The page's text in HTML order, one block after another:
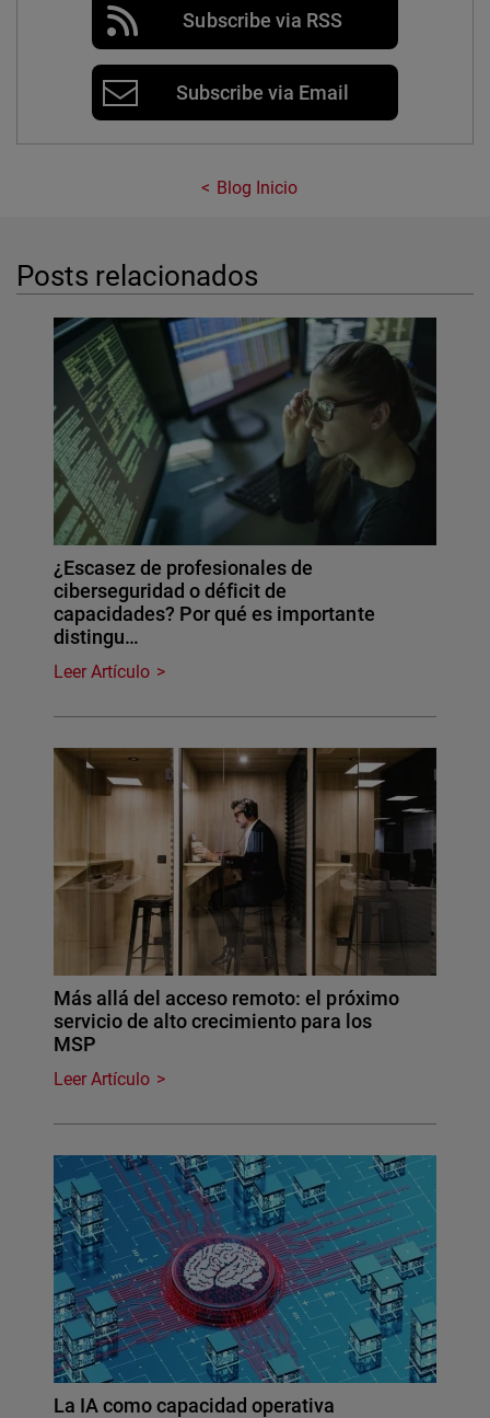
Subscribe via RSS
Subscribe via Email
Blog Inicio
Posts relacionados
¿Escasez de profesionales de
ciberseguridad o déficit de
capacidades? Por qué es importante
distingu…
Leer Artículo
Más allá del acceso remoto: el próximo
servicio de alto crecimiento para los
MSP
Leer Artículo
La IA como capacidad operativa